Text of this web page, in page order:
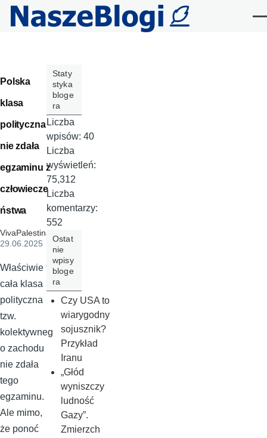
Przejdź do treści
Polska
klasa
polityczna
nie zdała
egzaminu z
człowiecze
ństwa
VivaPalestina
29.06.2025
Właściwie to
cała klasa
polityczna
tzw.
kolektywneg
o zachodu
nie zdała
tego
egzaminu.
Ale mimo,
że ponoć
Staty
styka
bloge
ra
Liczba
wpisów: 40
Liczba
wyświetleń:
75,312
Liczba
komentarzy:
552
Ostat
nie
wpisy
bloge
ra
Czy USA to
wiarygodny
sojusznik?
Przykład
Iranu
„Głód
wyniszczy
ludność
Gazy”.
Zmierzch